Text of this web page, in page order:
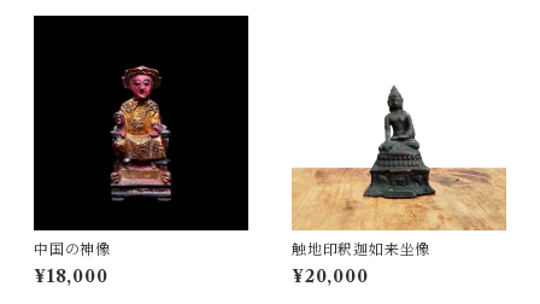
中国の神像
¥18,000
触地印釈迦如来坐像
¥20,000